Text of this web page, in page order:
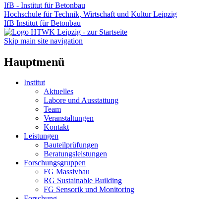
IfB - Institut für Betonbau
Hochschule für Technik, Wirtschaft und Kultur Leipzig
IfB Institut für Betonbau
Skip main site navigation
Hauptmenü
Institut
Aktuelles
Labore und Ausstattung
Team
Veranstaltungen
Kontakt
Leistungen
Bauteilprüfungen
Beratungsleistungen
Forschungsgruppen
FG Massivbau
RG Sustainable Building
FG Sensorik und Monitoring